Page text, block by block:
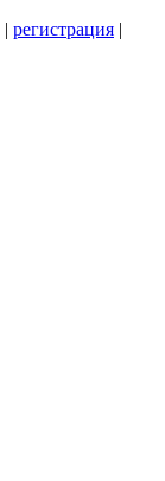
| регистрация |